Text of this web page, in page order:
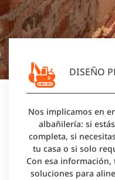
DISEÑO
Nos implicamos en
albañilería: si
completa, si
tu casa o si solo
Con esa
soluciones para